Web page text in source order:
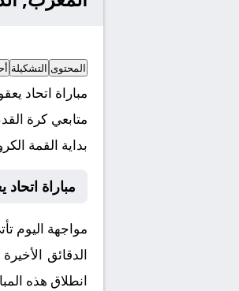
المحتوى التشكيلة
متابعي كرة
بداية القمة
مباراة
مواجهة اليوم
الدقائق
انطلاق هذه